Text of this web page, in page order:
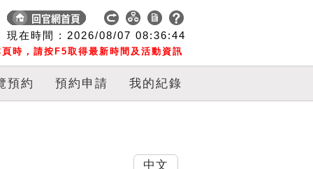
現在時間 : 2026/08/07 08:36:45
時，請按F5取得最新時間及活動資訊
預約 預約申請 我的紀錄